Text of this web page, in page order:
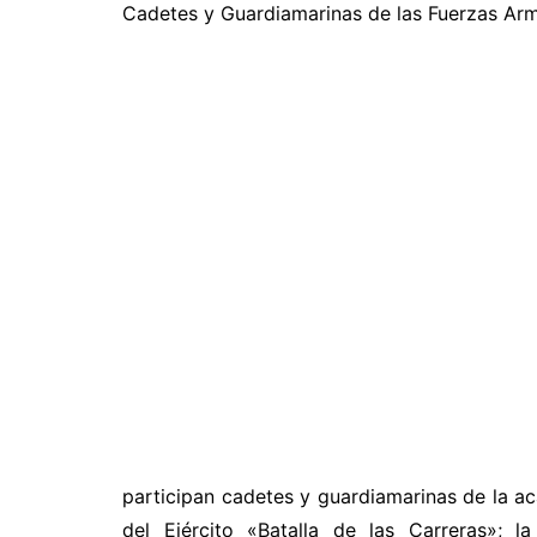
Cadetes y Guardiamarinas de las Fuerzas
participan cadetes y guardiamarinas de la
del Ejército «Batalla de las Carreras»; la